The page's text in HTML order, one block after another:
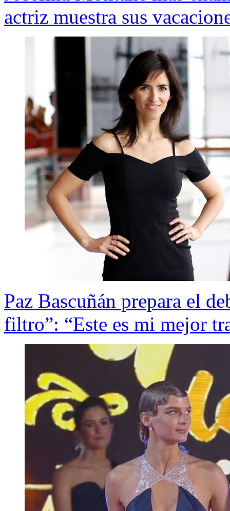
actriz muestra sus
Paz Bascuñán prepara el
filtro”: “Este es mi mejor